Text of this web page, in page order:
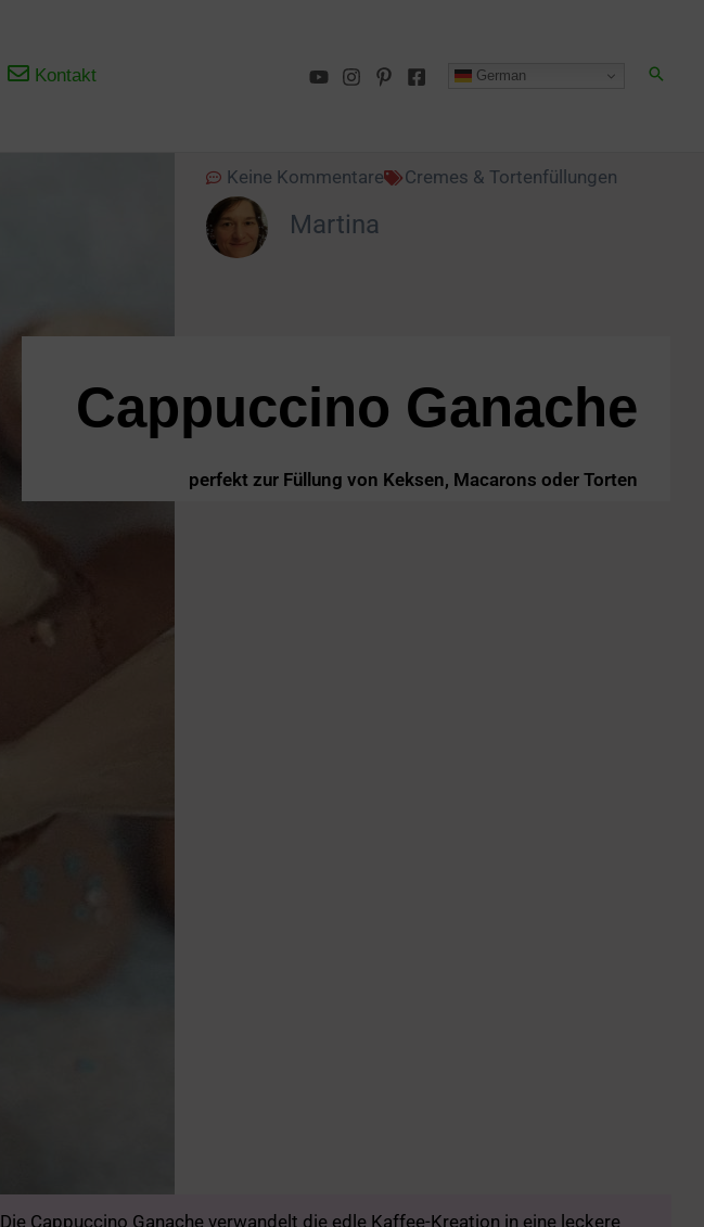
Kontakt German
Keine Kommentare Cremes & Tortenfüllungen
Martina
Cappuccino Ganache
perfekt zur Füllung von Keksen, Macarons oder Torten
Die Cappuccino Ganache verwandelt die edle Kaffee-Kreation in eine leckere